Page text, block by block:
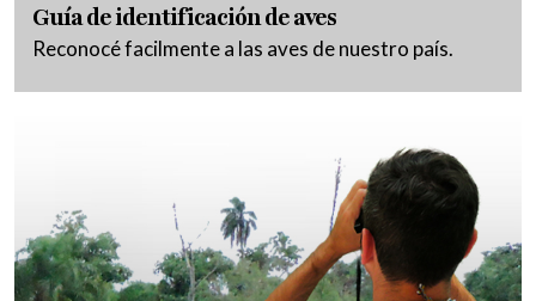
Guía de identificación de aves
Reconocé facilmente a las aves de nuestro país.